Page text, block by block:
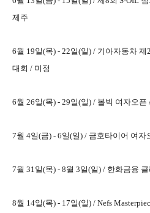
제주
6월 19일(목) - 22일(일) / 기아자동차 제
대회 / 미정
6월 26일(목) - 29일(일) / 볼빅 여자오픈
7월 4일(금) - 6일(일) / 금호타이어 여자
7월 31일(목) - 8월 3일(일) / 한화금융
8월 14일(목) - 17일(일) / Nefs